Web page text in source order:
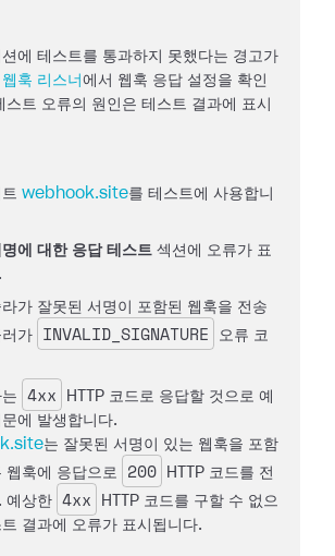
에 테스트를 통과하지 못했다는 경고가
웹훅 리스너 에서 웹훅 응답 설정을 확인
스트 오류의 원인은 테스트 결과에 표시
webhook.site를 테스트에 사용합니
에 대한 응답 테스트 섹션에 오류가 표
가 잘못된 서명이 포함된 웹훅을 전송
가
INVALID_SIGNATURE
오류 코
4xx
HTTP 코드로 응답할 것으로 예
에 발생합니다.
는 잘못된 서명이 있는 웹훅을 포함
웹훅에 응답으로
200
HTTP 코드를 전
예상한
4xx
HTTP 코드를 구할 수 없으
결과에 오류가 표시됩니다.